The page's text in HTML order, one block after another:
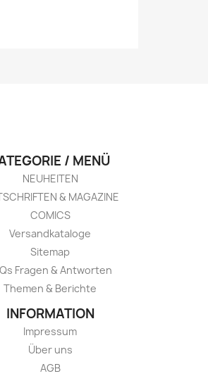
/ MENÜ
NEUHEITEN
& MAGAZINE
COMICS
Versandkataloge
Sitemap
Fragen & Antworten
Themen & Berichte
INFORMATION
Impressum
Über uns
AGB